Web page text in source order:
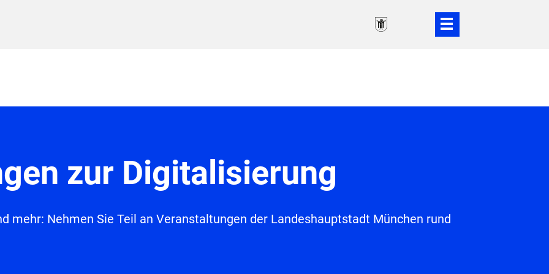
zur Digitalisierung
mehr: Nehmen Sie Teil an Veranstaltungen der Landeshauptstadt München rund